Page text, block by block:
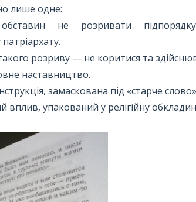
лише одне:
не розривати
розриву — не коритися та
наставництво.
замаскована під «старче
вплив, упакований у релігійну